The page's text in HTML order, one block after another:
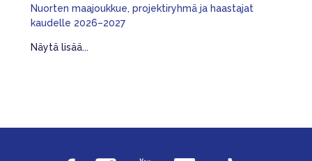
Nuorten maajoukkue, projektiryhmä ja haastajat
kaudelle 2026–2027
Näytä lisää...